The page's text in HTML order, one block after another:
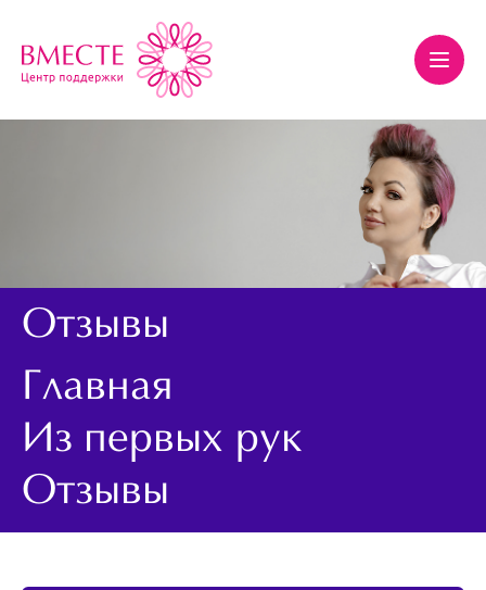
Отзывы
Главная
Из первых рук
Отзывы